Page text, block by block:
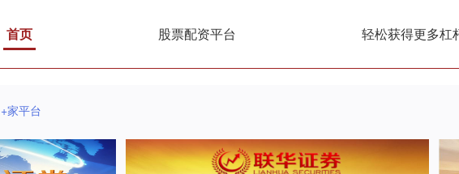
首页 股票配资平台 轻松获得更多杠
+家平台